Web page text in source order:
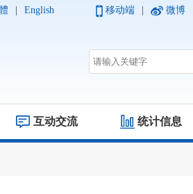
English 移动端 微博
互动交流 统计信息